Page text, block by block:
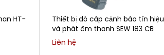
HT-
Thiết bị dò cáp cảnh báo tín hiệu
và phát âm thanh SEW 183 CB
Liên hệ